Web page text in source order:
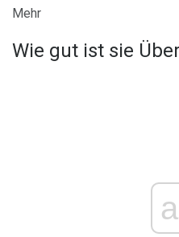
Mehr
Wie gut ist sie